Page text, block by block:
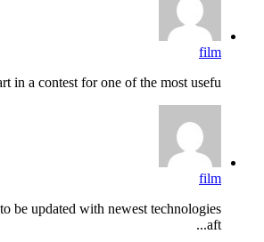
film
in a contest for one of the most usefu...
film
be updated with newest technologies
aft...